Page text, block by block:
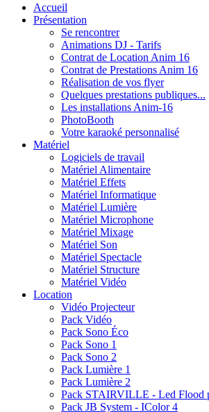
Accueil
Présentation
Se rencontrer
Animations DJ - Tarifs
Contrat de Location Anim 16
Contrat de Prestations Anim 16
Réalisation de vos flyer
Quelques prestations publiques...
Les installations Anim-16
PhotoBooth
Votre karaoké personnalisé
Matériel
Logiciels de travail
Matériel Alimentaire
Matériel Effets
Matériel Informatique
Matériel Lumière
Matériel Microphone
Matériel Mixage
Matériel Son
Matériel Spectacle
Matériel Structure
Matériel Vidéo
Location
Vidéo Projecteur
Pack Vidéo
Pack Sono Éco
Pack Sono 1
Pack Sono 2
Pack Lumière 1
Pack Lumière 2
Pack STAIRVILLE - Led Flood
Pack JB System - IColor 4